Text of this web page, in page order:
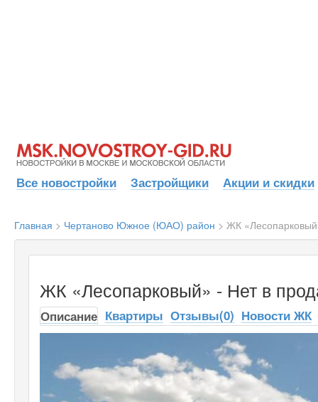
Все новостройки Застройщики Акции и скидки
Главная > Чертаново Южное (ЮАО) район > ЖК
ЖК «Лесопарковый» - Нет в
Описание Квартиры Отзывы(0) Новости ЖК